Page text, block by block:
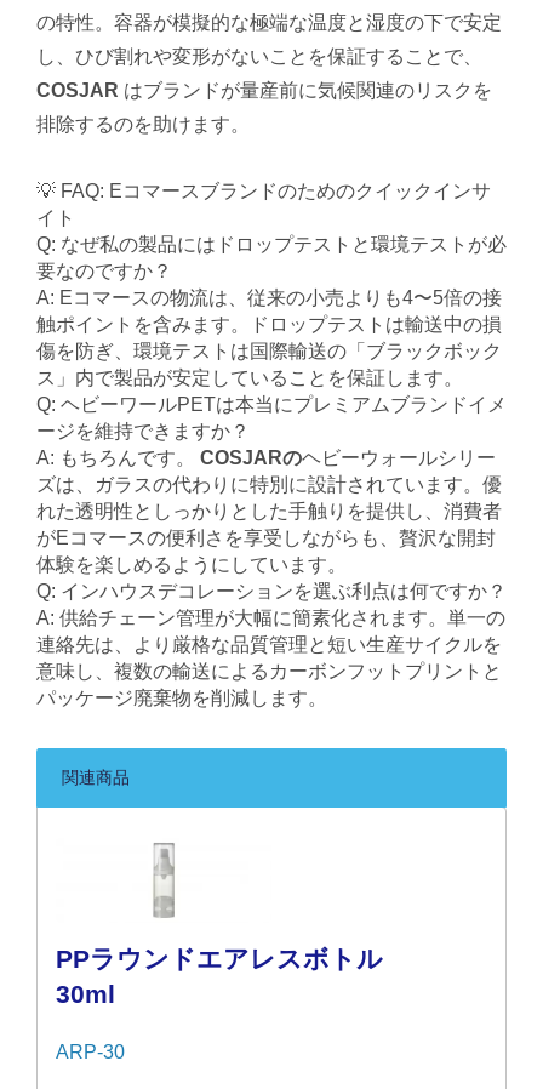
の特性。容器が模擬的な極端な温度と湿度の下で安定
し、ひび割れや変形がないことを保証することで、
COSJAR はブランドが量産前に気候関連のリスクを
排除するのを助けます。
💡 FAQ: Eコマースブランドのためのクイックインサ
イト
Q: なぜ私の製品にはドロップテストと環境テストが必
要なのですか？
A: Eコマースの物流は、従来の小売よりも4〜5倍の接
触ポイントを含みます。ドロップテストは輸送中の損
傷を防ぎ、環境テストは国際輸送の「ブラックボック
ス」内で製品が安定していることを保証します。
Q: ヘビーワールPETは本当にプレミアムブランドイメ
ージを維持できますか？
A: もちろんです。
COSJARのヘビーウォールシリー
ズは、ガラスの代わりに特別に設計されています。優
れた透明性としっかりとした手触りを提供し、消費者
がEコマースの便利さを享受しながらも、贅沢な開封
体験を楽しめるようにしています。
Q: インハウスデコレーションを選ぶ利点は何ですか？
A: 供給チェーン管理が大幅に簡素化されます。単一の
連絡先は、より厳格な品質管理と短い生産サイクルを
意味し、複数の輸送によるカーボンフットプリントと
パッケージ廃棄物を削減します。
関連商品
PPラウンドエアレスボトル
30ml
ARP-30